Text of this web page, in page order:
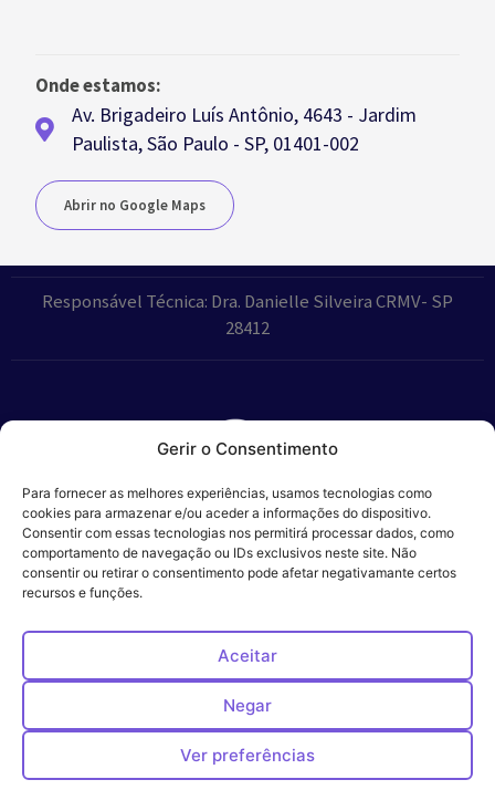
Gerir o Consentimento
Para fornecer as melhores experiências, usamos tecnologias como
cookies para armazenar e/ou aceder a informações do dispositivo.
Consentir com essas tecnologias nos permitirá processar dados, como
comportamento de navegação ou IDs exclusivos neste site. Não
consentir ou retirar o consentimento pode afetar negativamante certos
recursos e funções.
Aceitar
Negar
Ver preferências
Onde estamos:
Av. Brigadeiro Luís Antônio, 4643 - Jardim
Paulista, São Paulo - SP, 01401-002
Abrir no Google Maps
Responsável Técnica: Dra. Danielle Silveira CRMV- SP
28412
Parceiros:
Veros – Hospital
Ética